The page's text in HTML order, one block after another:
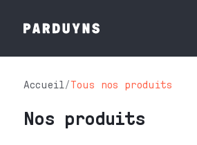
Accueil/Tous nos produits
Nos produits